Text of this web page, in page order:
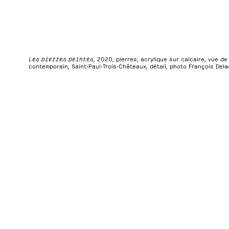
Les pierres peintes , 2020, pierres, acrylique sur calcaire, vue
contemporain, Saint-Paul-Trois-Châteaux, détail, photo François